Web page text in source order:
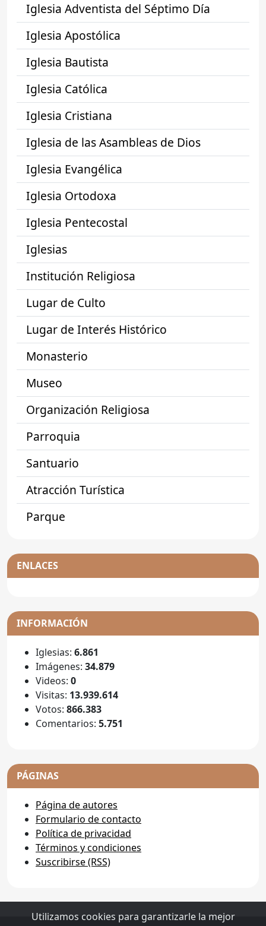
Iglesia Adventista del Séptimo Día
Iglesia Apostólica
Iglesia Bautista
Iglesia Católica
Iglesia Cristiana
Iglesia de las Asambleas de Dios
Iglesia Evangélica
Iglesia Ortodoxa
Iglesia Pentecostal
Iglesias
Institución Religiosa
Lugar de Culto
Lugar de Interés Histórico
Monasterio
Museo
Organización Religiosa
Parroquia
Santuario
Atracción Turística
Parque
ENLACES
INFORMACIÓN
Iglesias: 6.861
Imágenes: 34.879
Videos: 0
Visitas: 13.939.614
Votos: 866.383
Comentarios: 5.751
PÁGINAS
Página de autores
Formulario de contacto
Política de privacidad
Términos y condiciones
Suscribirse (RSS)
Utilizamos cookies para garantizarle la mejor